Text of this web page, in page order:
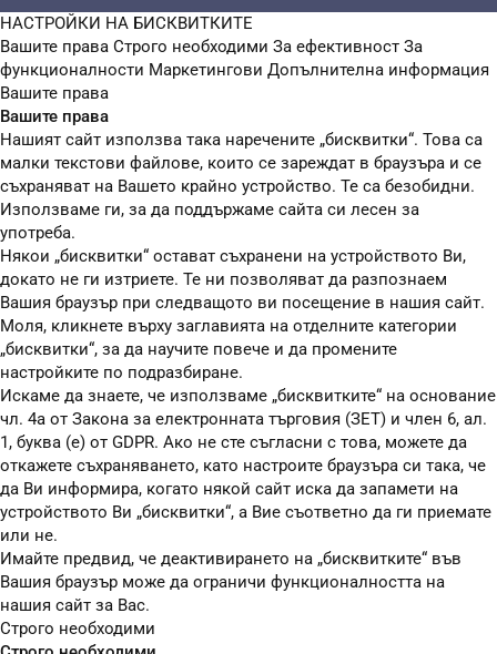
НАСТРОЙКИ НА БИСКВИТКИТЕ
Вашите права Строго необходими За ефективност За
функционалности Маркетингови Допълнителна информация
Вашите права
Вашите права
Нашият сайт използва така наречените „бисквитки“. Това са
малки текстови файлове, които се зареждат в браузъра и се
съхраняват на Вашето крайно устройство. Те са безобидни.
Използваме ги, за да поддържаме сайта си лесен за
употреба.
Някои „бисквитки“ остават съхранени на устройството Ви,
докато не ги изтриете. Те ни позволяват да разпознаем
Вашия браузър при следващото ви посещение в нашия сайт.
Моля, кликнете върху заглавията на отделните категории
„бисквитки“, за да научите повече и да промените
настройките по подразбиране.
Искаме да знаете, че използваме „бисквитките“ на основание
чл. 4а от Закона за електронната търговия (ЗЕТ) и член 6, ал.
1, буква (е) от GDPR. Ако не сте съгласни с това, можете да
откажете съхраняването, като настроите браузъра си така, че
да Ви информира, когато някой сайт иска да запамети на
устройството Ви „бисквитки“, а Вие съответно да ги приемате
или не.
Имайте предвид, че деактивирането на „бисквитките“ във
Вашия браузър може да ограничи функционалността на
нашия сайт за Вас.
Строго необходими